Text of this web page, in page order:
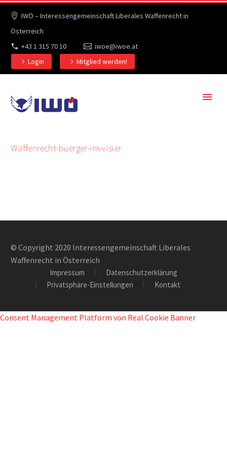
IWÖ – Interessengemeinschaft Liberales Waffenrecht in
Österreich
+43 1 315 70 10
iwoe@iwoe.at
Login
Mitglied werden!
Waffenrecht-buerger-im-visier
© Copyright 2020 Interessengemeinschaft Liberales
Waffenrecht in Österreich
Impressum
Datenschutzerklärung
Privatsphäre-Einstellungen
Kontakt
Consent Management Platform von Real Cookie Banner